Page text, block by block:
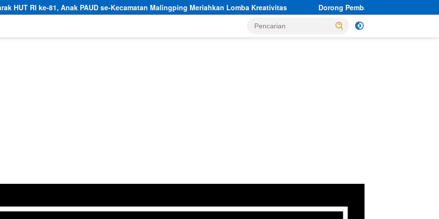
PAUD se-Kecamatan Malingping Meriahkan Lomba Kreativitas Dorong Pembangunan Daerah, Ketua PWI Banten